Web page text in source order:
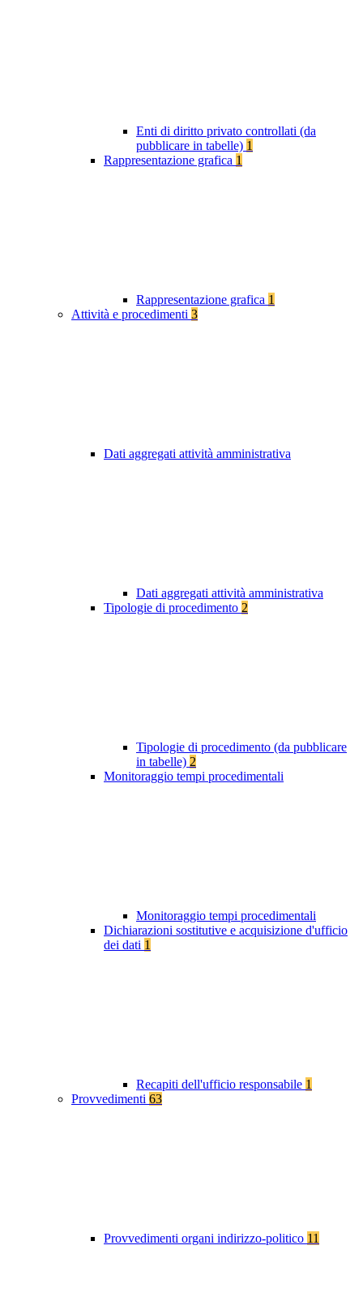
Enti di diritto privato controllati (da
pubblicare in tabelle) 1
Rappresentazione grafica 1
Rappresentazione grafica 1
Attività e procedimenti 3
Dati aggregati attività amministrativa
Dati aggregati attività amministrativa
Tipologie di procedimento 2
Tipologie di procedimento (da pubblicare
in tabelle) 2
Monitoraggio tempi procedimentali
Monitoraggio tempi procedimentali
Dichiarazioni sostitutive e acquisizione d'ufficio
dei dati 1
Recapiti dell'ufficio responsabile 1
Provvedimenti 63
Provvedimenti organi indirizzo-politico 11